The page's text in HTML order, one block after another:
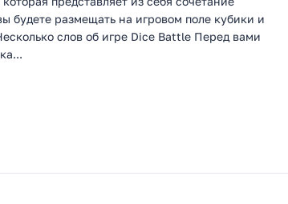
будете размещать на игровом поле кубики и
слов об игре Dice Battle Перед вами